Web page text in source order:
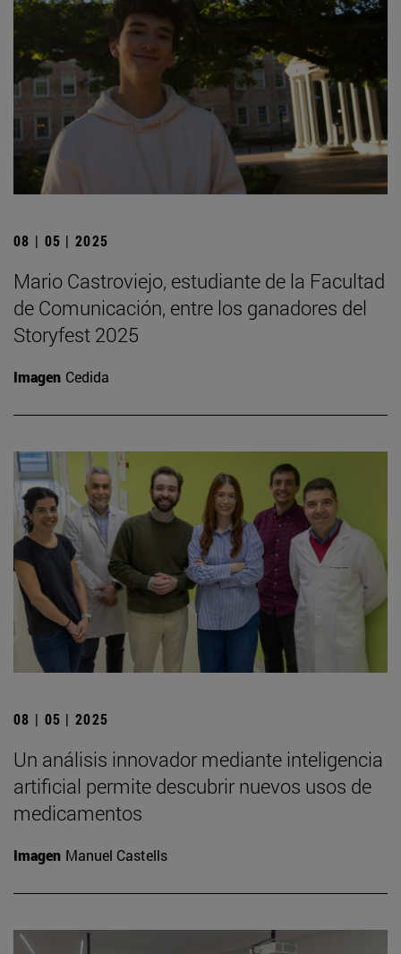
08 | 05 | 2025
Mario Castroviejo, estudiante de la Facultad
de Comunicación, entre los ganadores del
Storyfest 2025
Imagen Cedida
08 | 05 | 2025
Un análisis innovador mediante inteligencia
artificial permite descubrir nuevos usos de
medicamentos
Imagen Manuel Castells